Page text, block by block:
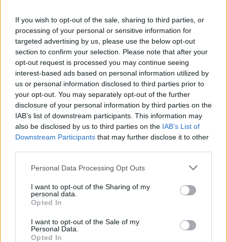
If you wish to opt-out of the sale, sharing to third parties, or
processing of your personal or sensitive information for
targeted advertising by us, please use the below opt-out
section to confirm your selection. Please note that after your
opt-out request is processed you may continue seeing
interest-based ads based on personal information utilized by
us or personal information disclosed to third parties prior to
your opt-out. You may separately opt-out of the further
disclosure of your personal information by third parties on the
IAB’s list of downstream participants. This information may
also be disclosed by us to third parties on the IAB’s List of
Downstream Participants that may further disclose it to other
Personal Data Processing Opt Outs
I want to opt-out of the Sharing of my
personal data.
Opted In
I want to opt-out of the Sale of my
Personal Data.
Opted In
Povodí Labe. Organizace ale požadavek odmítla s tím, že údržbu
dělala už v červnu a další zásah v tuto chvíli neplánuje, zjistila ČTK.
Červený chce peníze ušetřené za rekultivaci rozdělit
obcím podle původní dohody
5.8.2026 01:29 (ČTK)
Diskuse: 2
Ministr životního prostředí
Igor Červený (Motoristé) chce
peníze, které Severní
energetická ušetřila na
rekultivacích hnědouhelného
lomu ČSA na Mostecku, rozdělit obcím podle původní dohody.
obcím prostřednictvím Státního fondu životního prostředí (SFŽP),
využití peněz a že chce ohledně výše podpory jednat přímo s
obcemi v okolí těžební oblasti. Červeného krok překvapil, postup
společnosti sleduje se znepokojením. Společnost patří do